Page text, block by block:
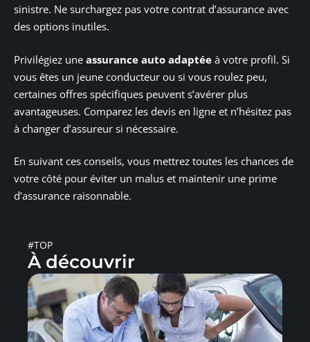
sinistre. Ne surchargez pas votre contrat d’assurance avec
des options inutiles.
Privilégiez une assurance auto adaptée à votre profil. Si
vous êtes un jeune conducteur ou si vous roulez peu,
certaines offres spécifiques peuvent s’avérer plus
avantageuses. Comparez les devis en ligne et n’hésitez pas
à changer d’assureur si nécessaire.
En suivant ces conseils, vous mettrez toutes les chances de
votre côté pour éviter un malus et maintenir une prime
d’assurance raisonnable.
#TOP
À découvrir